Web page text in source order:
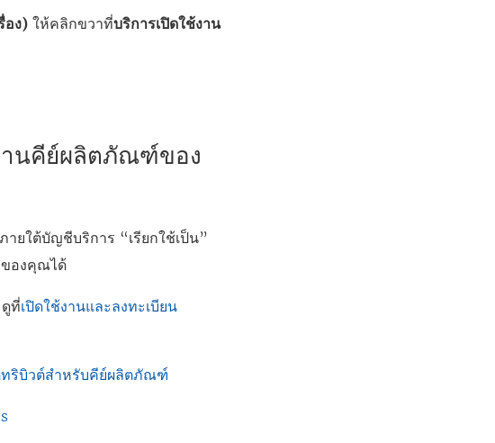
อง) ให้คลิกขวาที่บริการเปิดใช้งาน
านคีย์ผลิตภัณฑ์ของ
ยใต้บัญชีบริการ “เรียกใช้เป็น”
องคุณได้
ที่เปิดใช้งานและลงทะเบียน
ริบิวต์สำหรับคีย์ผลิตภัณฑ์